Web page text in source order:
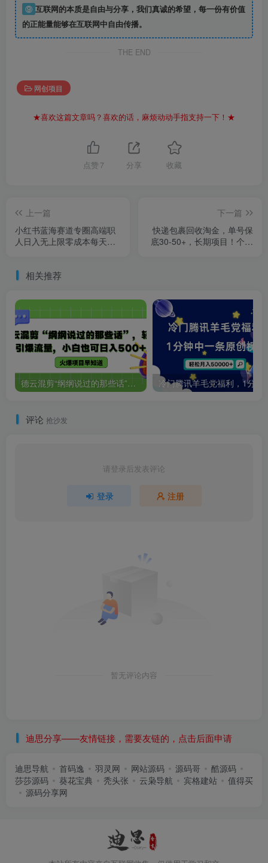
⑨ 互联网的本质是自由与分享，我们真诚的希望，每一份有价值
的正能量能够在互联网中自由传播。
THE END
网创项目
★喜欢这篇文章吗？喜欢的话，麻烦动动手指支持一下！★
点赞 7 分享 收藏
上一篇
小红书蓝海赛道专圈高端职
人日入无上限零成本每天十
下一篇
快递包裹回收淘金，单号保
底30-50+，长期项目！个人
相关推荐
德云混剪“纲纲说过的那些话”，轻松引爆流量，小白也可日入500+
评论 抢沙发
请登录后发表评论
登录 注册
暂无评论内容
迪思分享——友情链接，需要友链的，点击后面申请
迪思导航 首码逸 羽灵网 网站源码 源码哥
酷源码
莎莎源码
葵花宝典 秃头张 云枭导航 宾格建站
值得买
源码分享网